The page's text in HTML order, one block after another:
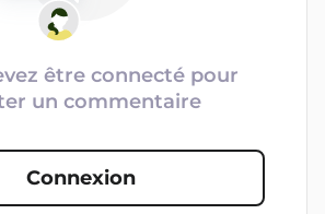
être connecté pour
un commentaire
Connexion